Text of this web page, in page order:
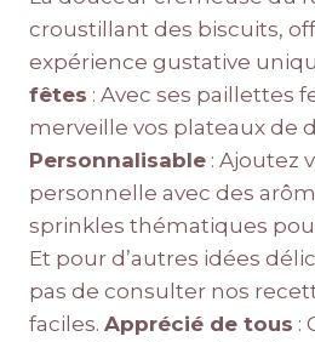
croustillant des biscuits,
expérience gustative
fêtes : Avec ses paillettes
merveille vos plateaux de
Personnalisable : Ajoutez
personnelle avec des
sprinkles thématiques
Et pour d’autres idées
pas de consulter nos
faciles. Apprécié de tous :